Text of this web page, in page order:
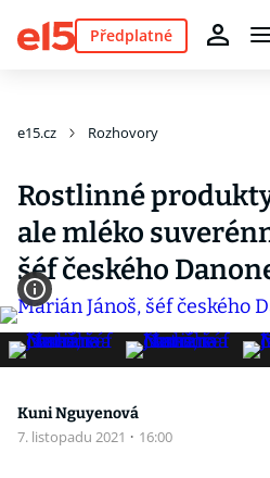
Předplatné
e15.cz Rozhovory
Rostlinné
ale mléko
šéf českého
Kuni Nguyenová
7. listopadu 2021 · 16:00